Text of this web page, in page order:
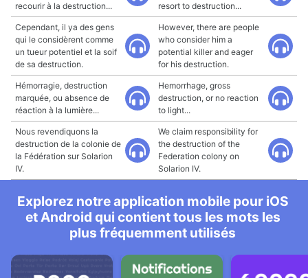
recourir à la destruction...
resort to destruction...
Cependant, il ya des gens
qui le considèrent comme
un tueur potentiel et la soif
de sa destruction.
However, there are people
who consider him a
potential killer and eager
for his destruction.
Hémorragie, destruction
marquée, ou absence de
réaction à la lumière...
Hemorrhage, gross
destruction, or no reaction
to light...
Nous revendiquons la
destruction de la colonie de
la Fédération sur Solarion
IV.
We claim responsibility for
the destruction of the
Federation colony on
Solarion IV.
Explorez notre application mobile pour iOS
et Android qui contient tous les mots les
plus fréquemment utilisés